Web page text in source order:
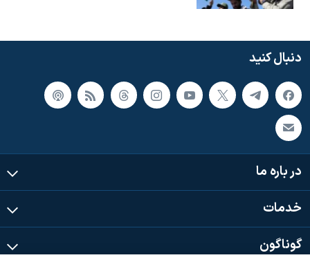
دنبال کنید
در باره ما
خدمات
گوناگون